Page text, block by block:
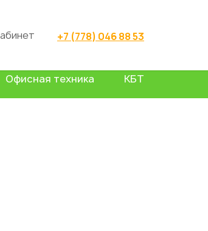
+7 (778) 046 88 53
Офисная техника КБТ